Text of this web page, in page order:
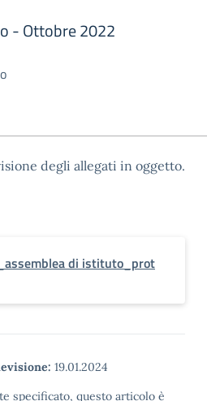
- Ottobre 2022
degli allegati in oggetto.
di istituto_prot
19.01.2024
specificato, questo articolo è